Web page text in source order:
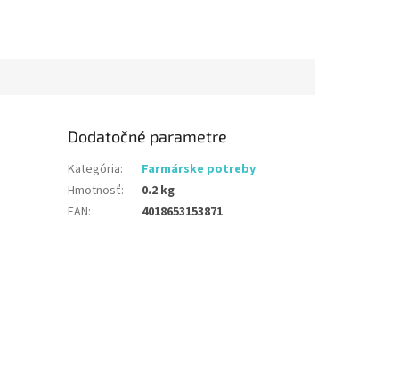
Dodatočné parametre
Kategória:
Farmárske potreby
Hmotnosť:
0.2 kg
EAN: 4018653153871